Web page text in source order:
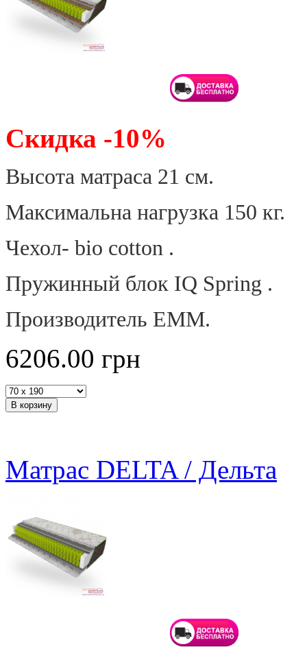
Скидка -10%
Высота матраса 21 см.
Максимальна нагрузка 150 кг.
Чехол- bio cotton .
Пружинный блок IQ Spring .
Производитель ЕММ.
6206.00 грн
Матрас DELTA / Дельта